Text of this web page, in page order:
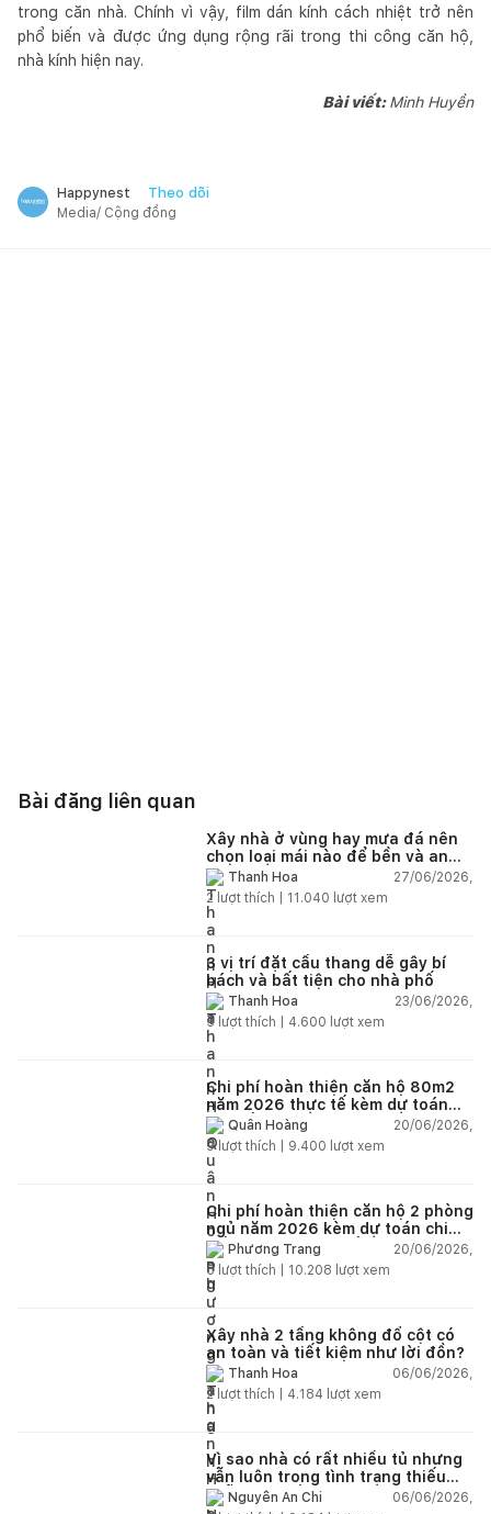
trong căn nhà. Chính vì vậy, film dán kính cách nhiệt trở nên
phổ biến và được ứng dụng rộng rãi trong thi công căn hộ,
nhà kính hiện nay.
Bài viết:Minh Huyền
Happynest Theo dõi
Media/ Cộng đồng
Bài đăng liên quan
Xây nhà ở vùng hay mưa đá nên
chọn loại mái nào để bền và an
toàn?Thanh Hoa
27/06/2026,
2 lượt thích | 11.040 lượt xem
3 vị trí đặt cầu thang dễ gây bí
bách và bất tiện cho nhà phố
Thanh Hoa
23/06/2026,
5 lượt thích | 4.600 lượt xem
Chi phí hoàn thiện căn hộ 80m2
năm 2026 thực tế kèm dự toán
chi tiết từng hạng mục
Quân Hoàng
20/06/2026,
9lượt thích | 9.400 lượt xem
Chi phí hoàn thiện căn hộ 2 phòng
ngủ năm 2026 kèm dự toán chi
tiết và ví dụ thực tế
Phương Trang
20/06/2026,
5 lượt thích | 10.208 lượt xem
Xây nhà 2 tầng không đổ cột có
an toàn và tiết kiệm như lời đồn?
Thanh Hoa
06/06/2026,
2lượt thích | 4.184 lượt xem
Vì sao nhà có rất nhiều tủ nhưng
vẫn luôn trong tình trạng thiếu
chỗ chứa đồ?
Nguyễn An Chi
06/06/2026,